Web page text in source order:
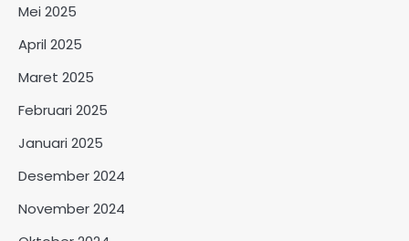
Mei 2025
April 2025
Maret 2025
Februari 2025
Januari 2025
Desember 2024
November 2024